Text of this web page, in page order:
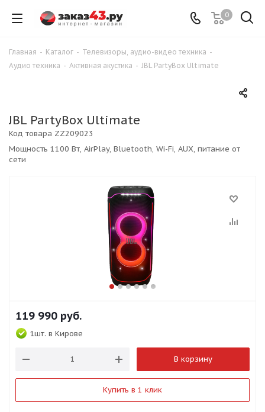
0
Главная - Каталог - Телевизоры, аудио-видео техника -
Аудио техника - Активная акустика - JBL PartyBox Ultimate
JBL PartyBox Ultimate
Мощность 1100 Вт, AirPlay, Bluetooth, Wi-Fi, AUX, питание от
сети
Код товара ZZ209023
119 990 руб.
1шт. в Кирове
В корзину
Купить в 1 клик